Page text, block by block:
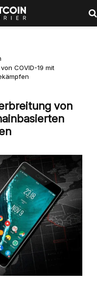
COVID-19 mit
von